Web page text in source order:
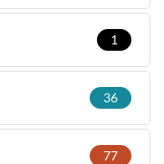
1
36
77